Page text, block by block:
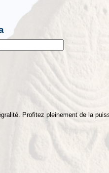
Profitez pleinement de la